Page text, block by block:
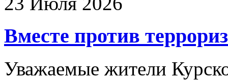
Вместе против
Уважаемые жители